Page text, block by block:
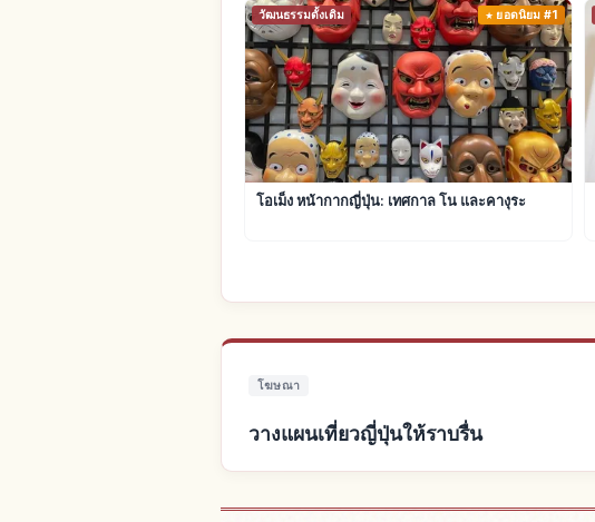
วัฒนธรรมดั้งเดิม ยอดนิยม #1
โอเม็ง หน้ากากญี่ปุ่น: เทศกาล โน และคางุระ
โฆษณา
วางแผนเที่ยวญี่ปุ่นให้ราบรื่น